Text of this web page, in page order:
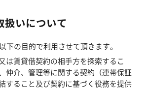
扱いについて
下の目的で利用させて頂きます。
は賃貸借契約の相手方を探索するこ
仲介、管理等に関する契約（連帯保証
すること及び契約に基づく役務を提供